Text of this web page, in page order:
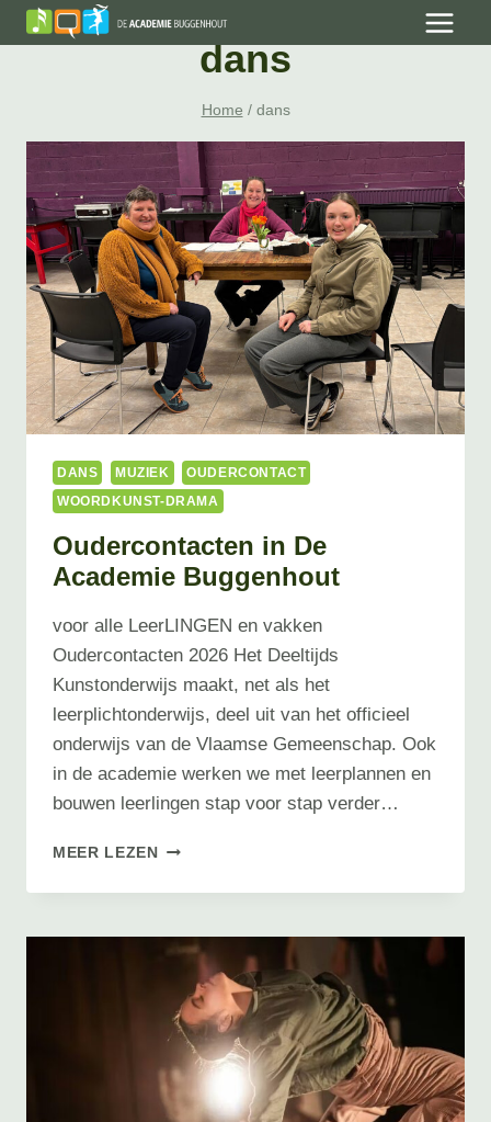
Skip
to
dans
Home / dans
DANS MUZIEK
OUDERCONTACT
WOORDKUNST-DRAMA
Oudercontacten in De
Academie Buggenhout
voor alle LeerLINGEN en vakken
Oudercontacten 2026 Het Deeltijds
Kunstonderwijs maakt, net als het
leerplichtonderwijs, deel uit van het officieel
onderwijs van de Vlaamse Gemeenschap. Ook
in de academie werken we met leerplannen en
bouwen leerlingen stap voor stap verder…
MEER LEZENOUDERCONTACTEN
DE
BUGGENHOUT